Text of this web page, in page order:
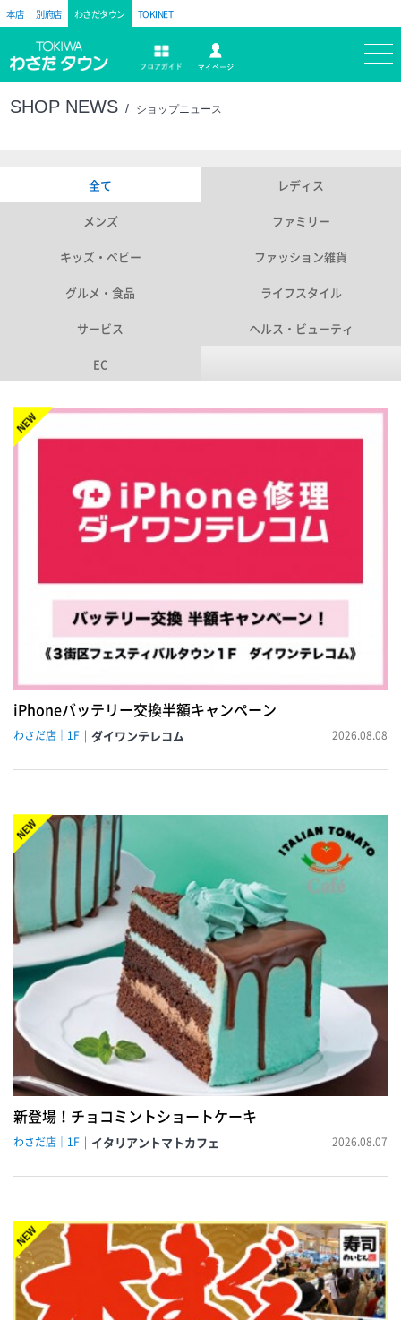
本店 別府店 わさだタウン TOKINET
トキハ フロアガイド
SHOP NEWS ショップニュース
全て レディス
メンズ ファミリー
キッズ・ベビー ファッション雑貨
グルメ・食品 ライフスタイル
サービス ヘルス・ビューティ
EC
NEW!
iPhoneバッテリー交換半額キャンペーン
わさだ店｜1F 2026.08.08
ダイワンテレコム
NEW!
新登場！チョコミントショートケーキ
わさだ店｜1F 2026.08.07
イタリアントマトカフェ
NEW!